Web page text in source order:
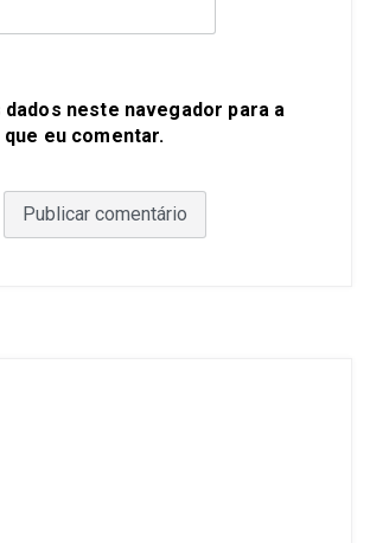
dados neste navegador para a
eu comentar.